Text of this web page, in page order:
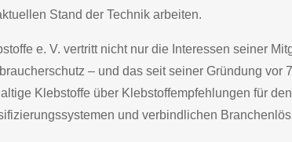
Stand der Technik arbeiten.
e. V. vertritt nicht nur die Interessen seiner
– und das seit seiner Gründung vor
Klebstoffe über Klebstoffempfehlungen für
und verbindlichen